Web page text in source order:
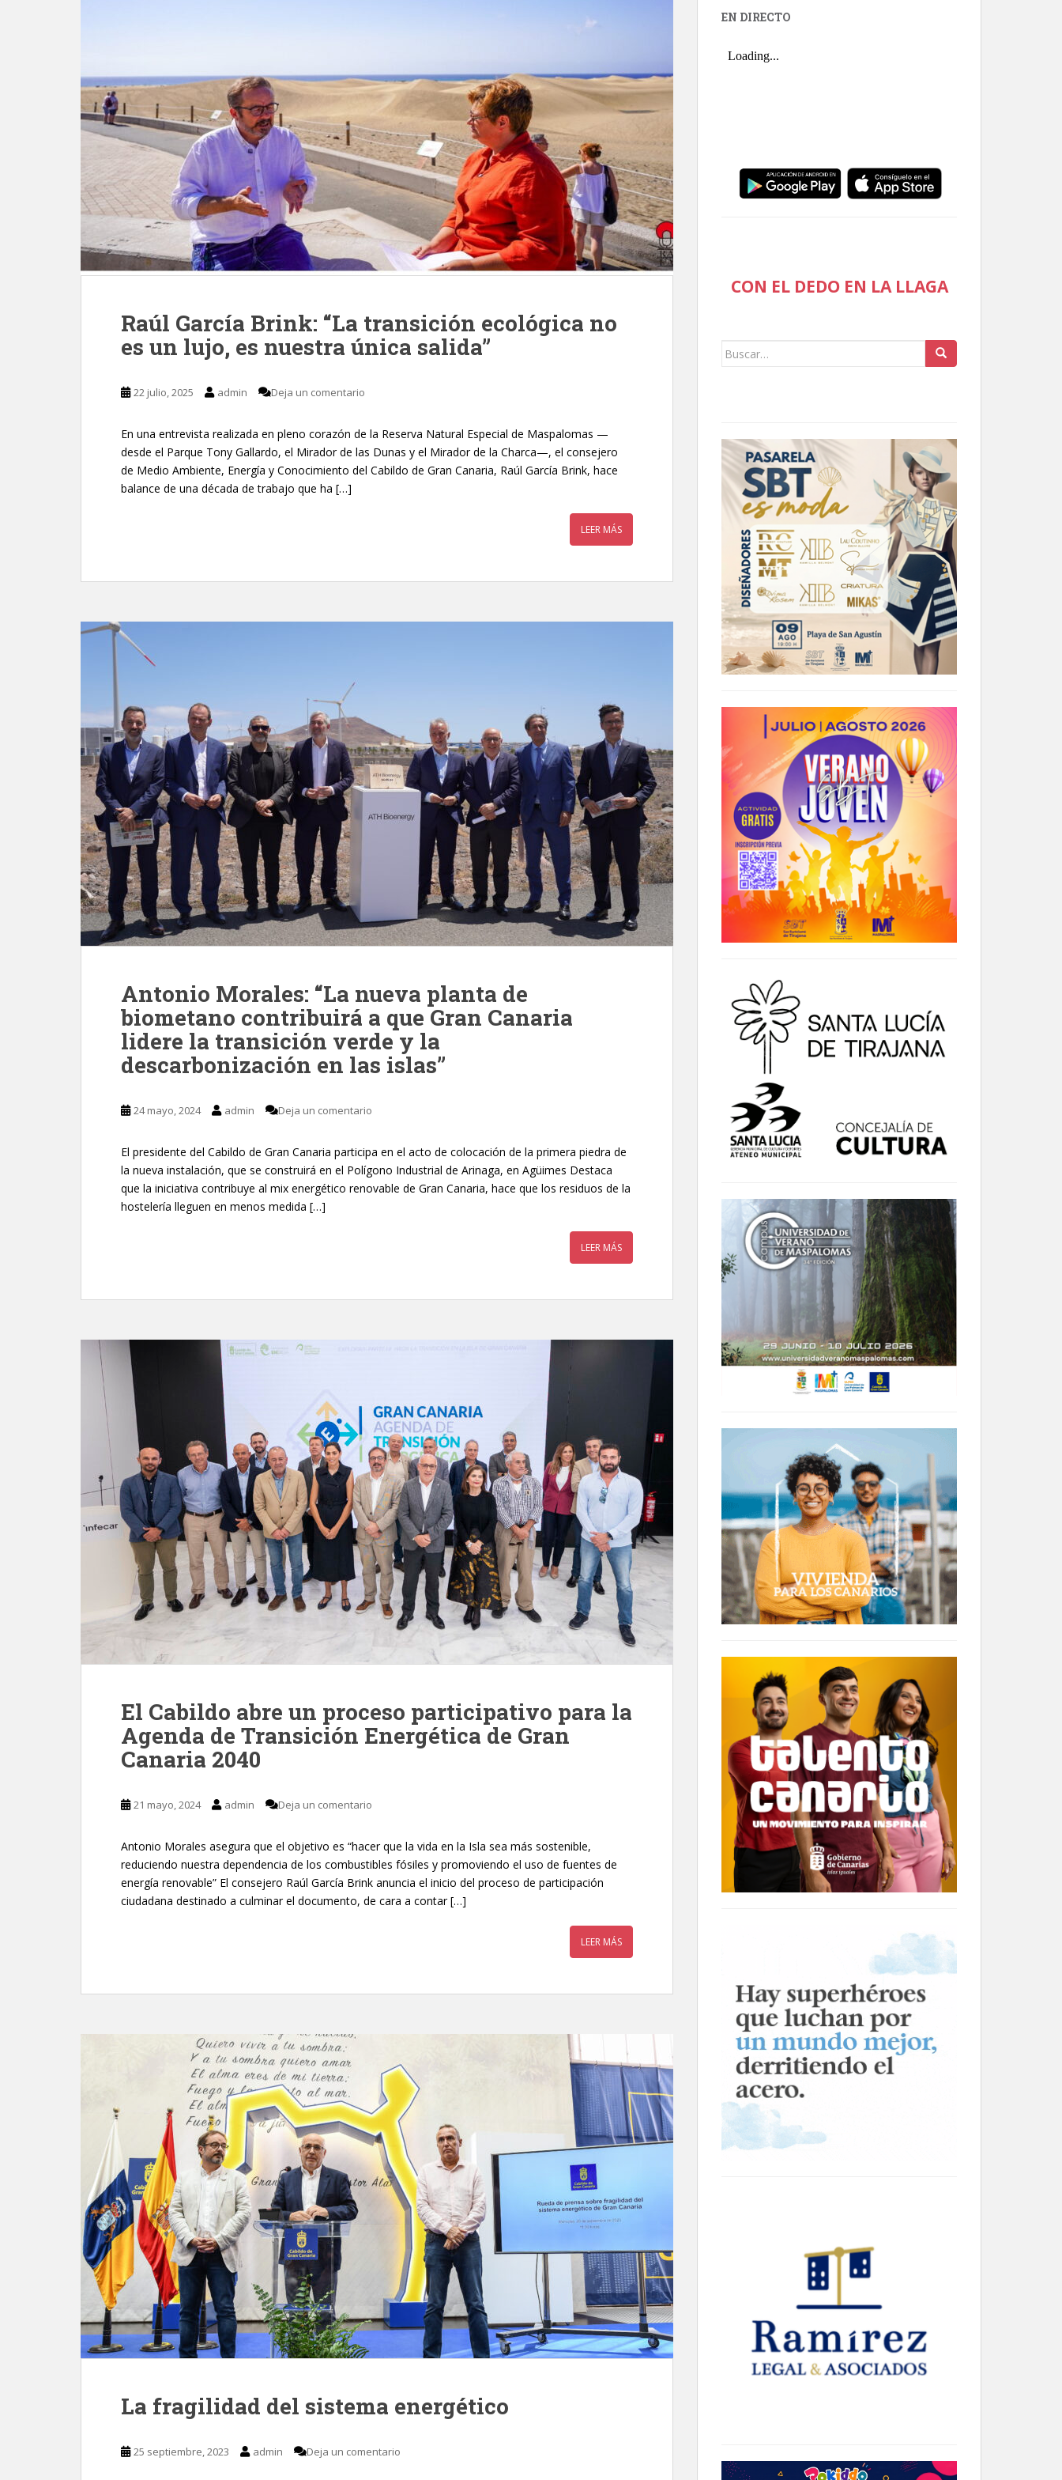
Raúl García Brink: “La transición ecológica no
es un lujo, es nuestra única salida”
22 julio, 2025 admin Deja un comentario
En una entrevista realizada en pleno corazón de la Reserva Natural Especial de Maspalomas —
desde el Parque Tony Gallardo, el Mirador de las Dunas y el Mirador de la Charca—, el consejero
de Medio Ambiente, Energía y Conocimiento del Cabildo de Gran Canaria, Raúl García Brink, hace
balance de una década de trabajo que ha […]
LEER MÁS
Antonio Morales: “La nueva planta de
biometano contribuirá a que Gran Canaria
lidere la transición verde y la
descarbonización en las islas”
24 mayo, 2024 admin Deja un comentario
El presidente del Cabildo de Gran Canaria participa en el acto de colocación de la primera piedra de
la nueva instalación, que se construirá en el Polígono Industrial de Arinaga, en Agüimes Destaca
que la iniciativa contribuye al mix energético renovable de Gran Canaria, hace que los residuos de la
hostelería lleguen en menos medida […]
LEER MÁS
El Cabildo abre un proceso participativo para la
Agenda de Transición Energética de Gran
Canaria 2040
21 mayo, 2024 admin Deja un comentario
Antonio Morales asegura que el objetivo es “hacer que la vida en la Isla sea más sostenible,
reduciendo nuestra dependencia de los combustibles fósiles y promoviendo el uso de fuentes de
energía renovable” El consejero Raúl García Brink anuncia el inicio del proceso de participación
ciudadana destinado a culminar el documento, de cara a contar […]
LEER MÁS
La fragilidad del sistema energético
25 septiembre, 2023 admin Deja un comentario
EN DIRECTO
CON EL DEDO EN LA LLAGA
Buscar: